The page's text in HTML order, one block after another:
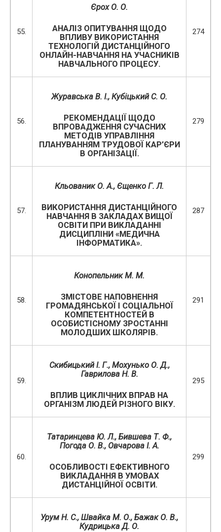
55.
Єрох О. О.
АНАЛІЗ ОПИТУВАННЯ ЩОДО
ВПЛИВУ ВИКОРИСТАННЯ
ТЕХНОЛОГІЙ ДИСТАНЦІЙНОГО
ОНЛАЙН-НАВЧАННЯ НА УЧАСНИКІВ
НАВЧАЛЬНОГО ПРОЦЕСУ.
274
56.
Журавська В. І., Кубіцький С. О.
РЕКОМЕНДАЦІЇ ЩОДО
ВПРОВАДЖЕННЯ СУЧАСНИХ
МЕТОДІВ УПРАВЛІННЯ
ПЛАНУВАННЯМ ТРУДОВОЇ КАР’ЄРИ
В ОРГАНІЗАЦІЇ.
279
57.
Кльованик О. А., Єщенко Г. Л.
ВИКОРИСТАННЯ ДИСТАНЦІЙНОГО
НАВЧАННЯ В ЗАКЛАДАХ ВИЩОЇ
ОСВІТИ ПРИ ВИКЛАДАННІ
ДИСЦИПЛІНИ «МЕДИЧНА
ІНФОРМАТИКА».
287
58.
Конопельник М. М.
ЗМІСТОВЕ НАПОВНЕННЯ
ГРОМАДЯНСЬКОЇ І СОЦІАЛЬНОЇ
КОМПЕТЕНТНОСТЕЙ В
ОСОБИСТІСНОМУ ЗРОСТАННІ
МОЛОДШИХ ШКОЛЯРІВ.
291
59.
Скибицький І. Г., Мохунько О. Д.,
Гаврилова Н. В.
ВПЛИВ ЦИКЛІЧНИХ ВПРАВ НА
ОРГАНІЗМ ЛЮДЕЙ РІЗНОГО ВІКУ.
295
60.
Татаринцева Ю. Л., Бившева Т. Ф.,
Погода О. В., Овчарова І. А.
ОСОБЛИВОСТІ ЕФЕКТИВНОГО
ВИКЛАДАННЯ В УМОВАХ
ДИСТАНЦІЙНОЇ ОСВІТИ.
299
Урум Н. С., Швайка М. О., Бажак О. В.,
Кудрицька Д. О.